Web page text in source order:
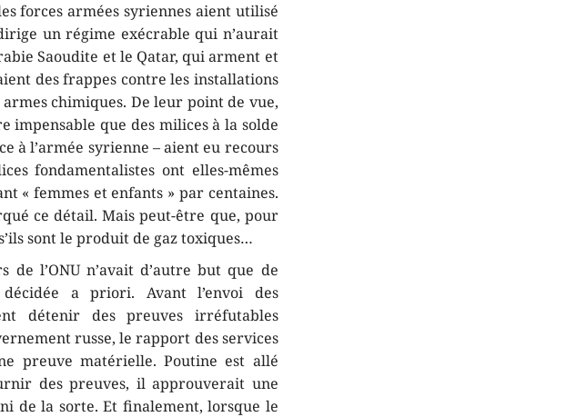
forces armées syriennes aient utilisé
un régime exécrable qui n’aurait
Saoudite et le Qatar, qui arment et
des frappes contre les installations
chimiques. De leur point de vue,
impensable que des milices à la solde
à l’armée syrienne – aient eu recours
fondamentalistes ont elles-mêmes
« femmes et enfants » par centaines.
ce détail. Mais peut-être que, pour
sont le produit de gaz toxiques…
de l’ONU n’avait d’autre but que de
a priori. Avant l’envoi des
détenir des preuves irréfutables
russe, le rapport des services
preuve matérielle. Poutine est allé
des preuves, il approuverait une
de la sorte. Et finalement, lorsque le